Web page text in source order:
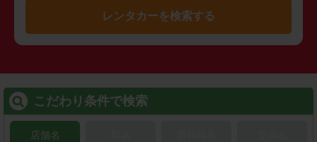
レンタカーを検索する
こだわり条件で検索
店舗名